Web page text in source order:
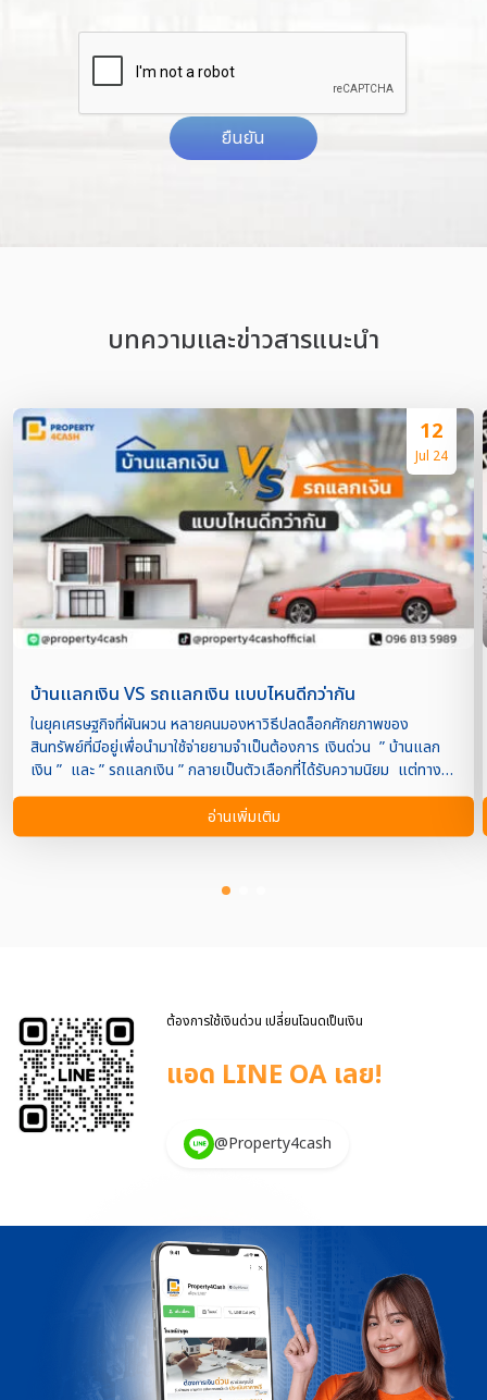
ยืนยัน
บทความเเละข่าวสารแนะนำ
12
Jul 24
บ้านแลกเงิน VS รถแลกเงิน แบบไหนดีกว่ากัน
ในยุคเศรษฐกิจที่ผันผวน หลายคนมองหาวิธีปลดล็อกศักยภาพของ
สินทรัพย์ที่มีอยู่เพื่อนำมาใช้จ่ายยามจำเป็นต้องการ เงินด่วน ” บ้านแลก
เงิน ” และ ” รถแลกเงิน ” กลายเป็นตัวเลือกที่ได้รับความนิยม แต่ทาง
เลือกไหนดีกว่ากัน? บทความนี้ จะพาทุกท่านมาวิเคราะห์เชิงลึก เปรียบ
เทียบข้อดี ข้อเสีย ของทั้งสองตัวเลือก เผยให้เห็นภาพรวม ช่วยให้คุณ
ตัดสินใจได้อย่างชาญฉลาด บ้านแลกเงิน เปรียบเสมือนการปลดล็อก
ทุนเสนอให้กับเจ้าของบ้านหรือคอนโดที่ปลอดภาระ โดยลูกค้าสามารถนำ
ขณะที่รถแลกเงินให้วงเงินกู้สูงสุดประมาณ 70% ของราคาประเมินรถ
ดอกเบี้ยถูกกว่า: อัตราดอกเบี้ยเงินกู้บ้านแลกเงินกับ Property4cash ต
[…]
อ่านเพิ่มเติม
ต้องการใช้เงินด่วน เปลี่ยนโฉนดเป็นเงิน
แอด LINE OA เลย!
@Property4cash